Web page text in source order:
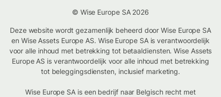
© Wise Europe SA 2026
Deze website wordt gezamenlijk beheerd door Wise Europe SA
en Wise Assets Europe AS. Wise Europe SA is verantwoordelijk
voor alle inhoud met betrekking tot betaaldiensten. Wise Assets
Europe AS is verantwoordelijk voor alle inhoud met betrekking
tot beleggingsdiensten, inclusief marketing.
Wise Europe SA is een bedrijf naar Belgisch recht met